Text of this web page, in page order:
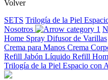
Volver
SETS Trilogía de la Piel
Nosotros
Home Spray Difusor de Varillas
Crema para Manos Crema
Refill Jabón Líquido Refill
Trilogía de la Piel Espacio con